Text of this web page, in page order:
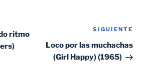
ritmo
SIGUIENTE
Loco por las muchachas
(Girl Happy) (1965)